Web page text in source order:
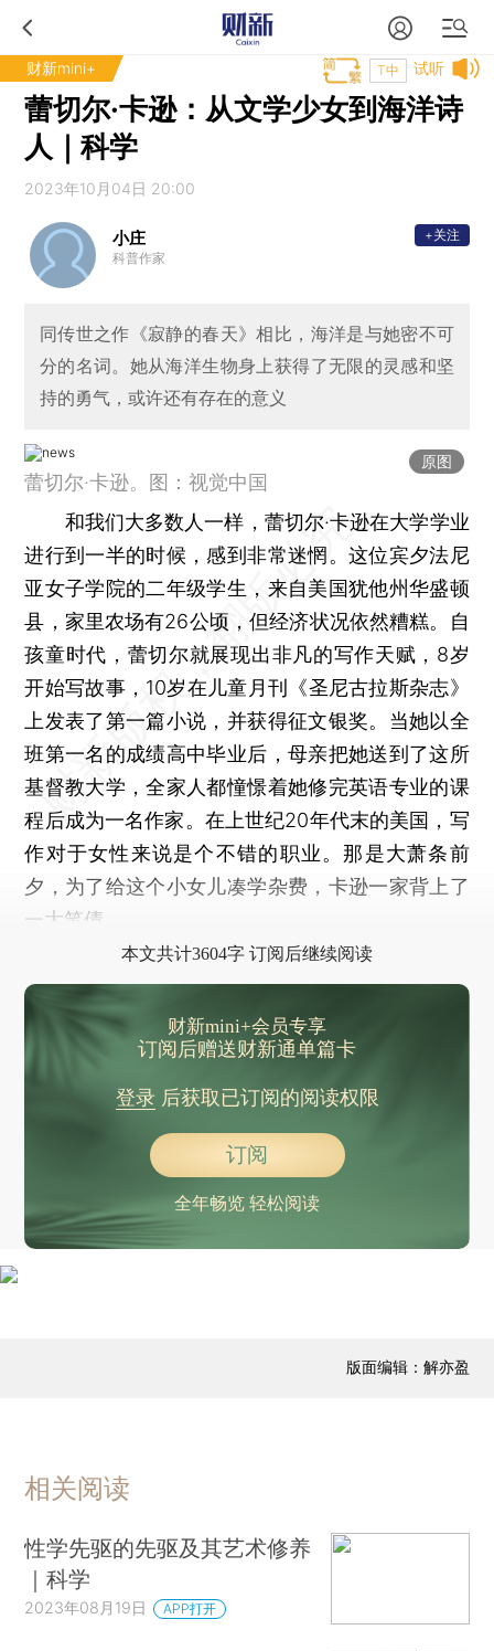
财新mini+ 试听
T中
蕾切尔·卡逊：从文学少女到海洋诗
人｜科学
2023年10月04日 20:00
小庄
科普作家
+关注
同传世之作《寂静的春天》相比，海洋是与她密不可
分的名词。她从海洋生物身上获得了无限的灵感和坚
持的勇气，或许还有存在的意义
原图
蕾切尔·卡逊。图：视觉中国
和我们大多数人一样，蕾切尔·卡逊在大学学业
进行到一半的时候，感到非常迷惘。这位宾夕法尼
亚女子学院的二年级学生，来自美国犹他州华盛顿
县，家里农场有26公顷，但经济状况依然糟糕。自
孩童时代，蕾切尔就展现出非凡的写作天赋，8岁
开始写故事，10岁在儿童月刊《圣尼古拉斯杂志》
上发表了第一篇小说，并获得征文银奖。当她以全
班第一名的成绩高中毕业后，母亲把她送到了这所
基督教大学，全家人都憧憬着她修完英语专业的课
程后成为一名作家。在上世纪20年代末的美国，写
作对于女性来说是个不错的职业。那是大萧条前
夕，为了给这个小女儿凑学杂费，卡逊一家背上了
一大笔债。
本文共计3604字 订阅后继续阅读
财新mini+会员专享
订阅后赠送财新通单篇卡
登录后获取已订阅的阅读权限
订阅
全年畅览 轻松阅读
版面编辑：解亦盈
相关阅读
性学先驱的先驱及其艺术修养
｜科学
2023年08月19日 APP打开